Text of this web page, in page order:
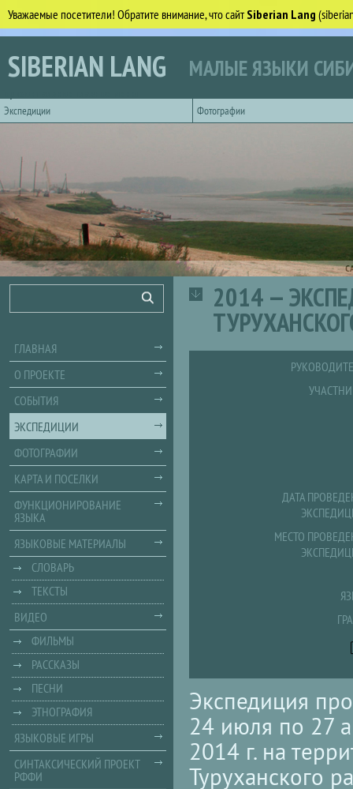
Уважаемые посетители! Обратите внимание, что сайтSiberian Lang
Перейти к основному содержанию
SIBERIAN LANG МАЛЫЕ ЯЗЫКИ
Экспедиции
Фотографии
2014 —
ДАТА
МЕСТО
Экспедиция
24 июля по 27
2014 г. на
Туруханского
Поиск
ГЛАВНАЯ
О ПРОЕКТЕ
СОБЫТИЯ
ЭКСПЕДИЦИИ
ФОТОГРАФИИ
КАРТА И ПОСЕЛКИ
ФУНКЦИОНИРОВАНИЕ
ЯЗЫКА
ЯЗЫКОВЫЕ МАТЕРИАЛЫ
СЛОВАРЬ
ТЕКСТЫ
ВИДЕО
ФИЛЬМЫ
РАССКАЗЫ
ПЕСНИ
ЭТНОГРАФИЯ
ЯЗЫКОВЫЕ ИГРЫ
СИНТАКСИЧЕСКИЙ ПРОЕКТ
РФФИ